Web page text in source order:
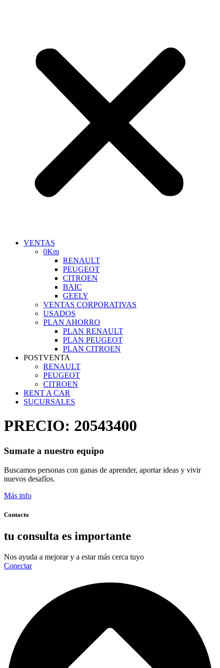
VENTAS
0Km
RENAULT
PEUGEOT
CITROEN
BAIC
GEELY
VENTAS CORPORATIVAS
USADOS
PLAN AHORRO
PLAN RENAULT
PLAN PEUGEOT
PLAN CITROEN
POSTVENTA
RENAULT
PEUGEOT
CITROEN
RENT A CAR
SUCURSALES
PRECIO: 20543400
Sumate a nuestro equipo
Buscamos personas con ganas de aprender, aportar ideas y vivir
nuevos desafíos.
Más info
Contacto
tu consulta es importante
Nos ayuda a mejorar y a estar más cerca tuyo
Conectar